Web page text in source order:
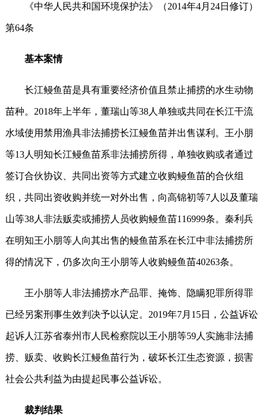
《中华人民共和国环境保护法》（2014年4月24日修订）
第64条
基本案情
长江鳗鱼苗是具有重要经济价值且禁止捕捞的水生动物
苗种。2018年上半年，董瑞山等38人单独或共同在长江干流
水域使用禁用渔具非法捕捞长江鳗鱼苗并出售谋利。王小朋
等13人明知长江鳗鱼苗系非法捕捞所得，单独收购或者通过
签订合伙协议、共同出资等方式建立收购鳗鱼苗的合伙组
织，共同出资收购并统一对外出售，向高锦初等7人以及董瑞
山等38人非法贩卖或捕捞人员收购鳗鱼苗116999条。秦利兵
在明知王小朋等人向其出售的鳗鱼苗系在长江中非法捕捞所
得的情况下，仍多次向王小朋等人收购鳗鱼苗40263条。
王小朋等人非法捕捞水产品罪、掩饰、隐瞒犯罪所得罪
已经另案刑事生效判决予以认定。2019年7月15日，公益诉讼
起诉人江苏省泰州市人民检察院以王小朋等59人实施非法捕
捞、贩卖、收购长江鳗鱼苗行为，破坏长江生态资源，损害
社会公共利益为由提起民事公益诉讼。
裁判结果